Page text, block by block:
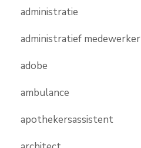
administratie
administratief medewerker
adobe
ambulance
apothekersassistent